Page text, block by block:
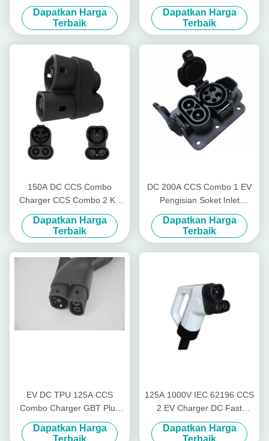
62196-3 Tipe 2 Plug
Dapatkan Harga
Terbaik
Pengisian Cepat Inlet
Dapatkan Harga
Terbaik
150A DC CCS Combo
Charger CCS Combo 2 Ke
Adaptor Combo 1 CCS
Dapatkan Harga
Terbaik
DC 200A CCS Combo 1 EV
Pengisian Soket Inlet
Konektor Pengisi Daya DC
Cepat
Dapatkan Harga
Terbaik
EV DC TPU 125A CCS
Combo Charger GBT Plug
Dengan Panjang yang
Disesuaikan
Dapatkan Harga
125A 1000V IEC 62196 CCS
2 EV Charger DC Fast
Charging Dengan CCS Type
2 Plug
Dapatkan Harga